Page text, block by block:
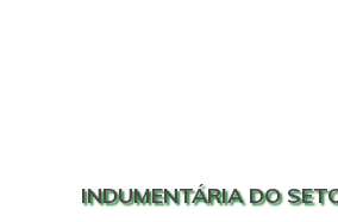
INDUMENTÁRIA DO